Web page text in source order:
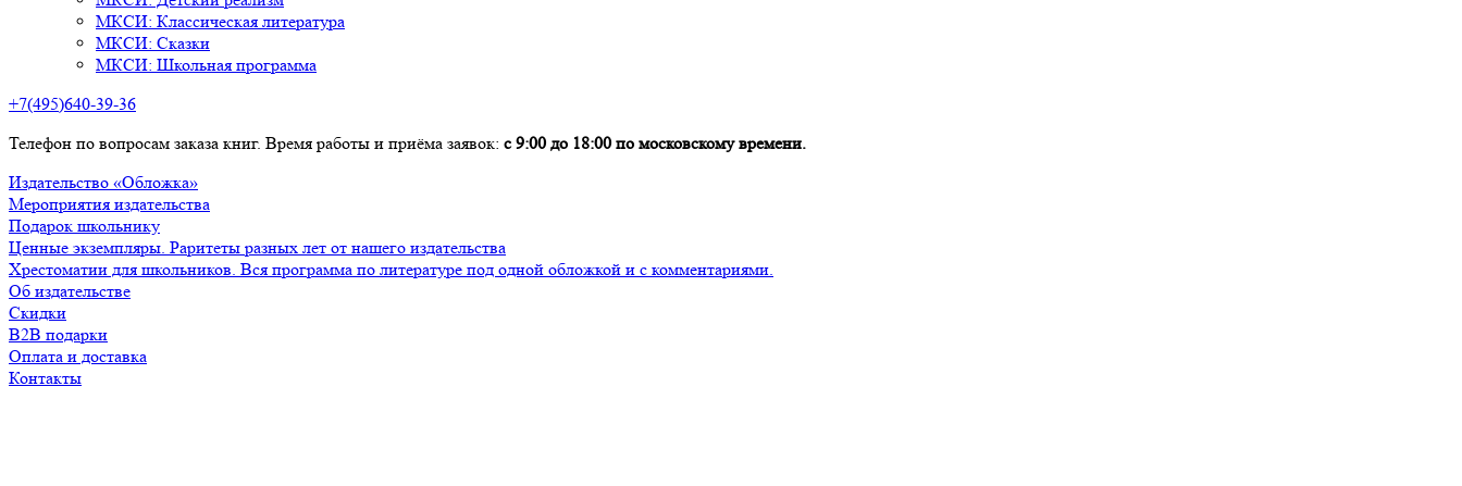
МКСИ: Классическая литература
МКСИ: Сказки
МКСИ: Школьная программа
+7(495)640-39-36
Телефон по вопросам заказа книг. Время работы и приёма заявок: с 9:00 до 18:00 по московскому времени.
Издательство «Обложка»
Мероприятия издательства
Подарок школьнику
Ценные экземпляры. Раритеты разных лет от нашего издательства
Хрестоматии для школьников. Вся программа по литературе под одной обложкой и с комментариями.
Об издательстве
Скидки
B2B подарки
Оплата и доставка
Контакты